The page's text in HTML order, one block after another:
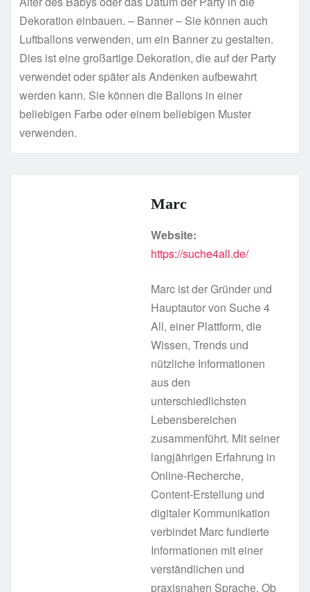
Dekoration einbauen. – Banner – Sie können auch
Luftballons verwenden, um ein Banner zu gestalten.
Dies ist eine großartige Dekoration, die auf der Party
verwendet oder später als Andenken aufbewahrt
werden kann. Sie können die Ballons in einer
beliebigen Farbe oder einem beliebigen Muster
verwenden.
Marc
Website:
https://suche4all.de/
Marc ist der Gründer und
Hauptautor von Suche 4
All, einer Plattform, die
Wissen, Trends und
nützliche Informationen
aus den
unterschiedlichsten
Lebensbereichen
zusammenführt. Mit seiner
langjährigen Erfahrung in
Online-Recherche,
Content-Erstellung und
digitaler Kommunikation
verbindet Marc fundierte
Informationen mit einer
verständlichen und
praxisnahen Sprache. Ob